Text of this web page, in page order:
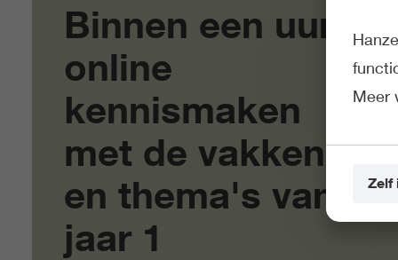
Binnen een uur
online
kennismaken
met de vakken
en thema's van
jaar 1
Meer
Zelf